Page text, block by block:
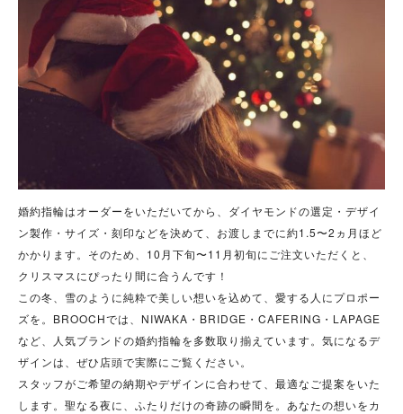
婚約指輪はオーダーをいただいてから、ダイヤモンドの選定・デザイ
ン製作・サイズ・刻印などを決めて、お渡しまでに約1.5〜2ヵ月ほど
かかります。そのため、10月下旬〜11月初旬にご注文いただくと、
クリスマスにぴったり間に合うんです！
この冬、雪のように純粋で美しい想いを込めて、愛する人にプロポー
ズを。BROOCHでは、NIWAKA・BRIDGE・CAFERING・LAPAGE
など、人気ブランドの婚約指輪を多数取り揃えています。気になるデ
ザインは、ぜひ店頭で実際にご覧ください。
スタッフがご希望の納期やデザインに合わせて、最適なご提案をいた
します。聖なる夜に、ふたりだけの奇跡の瞬間を。あなたの想いをカ